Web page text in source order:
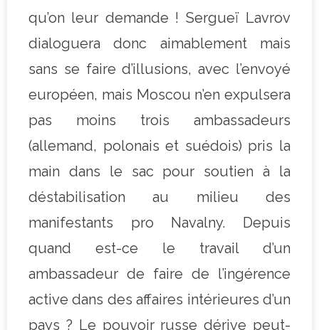
qu’on leur demande ! Sergueï Lavrov
dialoguera donc aimablement mais
sans se faire d’illusions, avec l’envoyé
européen, mais Moscou n’en expulsera
pas moins trois ambassadeurs
(allemand, polonais et suédois) pris la
main dans le sac pour soutien à la
déstabilisation au milieu des
manifestants pro Navalny. Depuis
quand est-ce le travail d’un
ambassadeur de faire de l’ingérence
active dans des affaires intérieures d’un
pays ? Le pouvoir russe dérive peut-